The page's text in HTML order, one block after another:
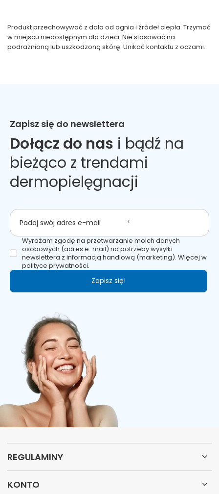
Produkt przechowywać z dala od ognia i źródeł ciepła. Trzymać
w miejscu niedostępnym dla dzieci. Nie stosować na
podrażnioną lub uszkodzoną skórę. Unikać kontaktu z oczami.
Zapisz się do newslettera
Dołącz do nas i bądź na
bieżąco z trendami
dermopielęgnacji
Podaj swój adres e-mail
Wyrażam zgodę na przetwarzanie moich danych
osobowych (adres e-mail) na potrzeby wysyłki
newslettera z informacją handlową (marketing). Więcej w
polityce prywatności.
Zapisz się!
REGULAMINY
KONTO